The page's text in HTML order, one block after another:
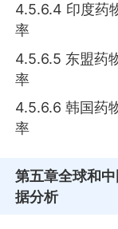
4.5.6.4 印度药
率
4.5.6.5 东盟药
率
4.5.6.6 韩国药
率
第五章全球和
据分析